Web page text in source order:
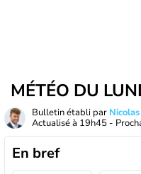
MÉTÉO DU
Bulletin établi par
Actualisé à 19h45 -
En bref